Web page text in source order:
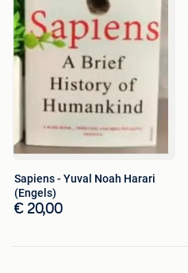
Sapiens - Yuval Noah Harari
(Engels)
€ 20,00